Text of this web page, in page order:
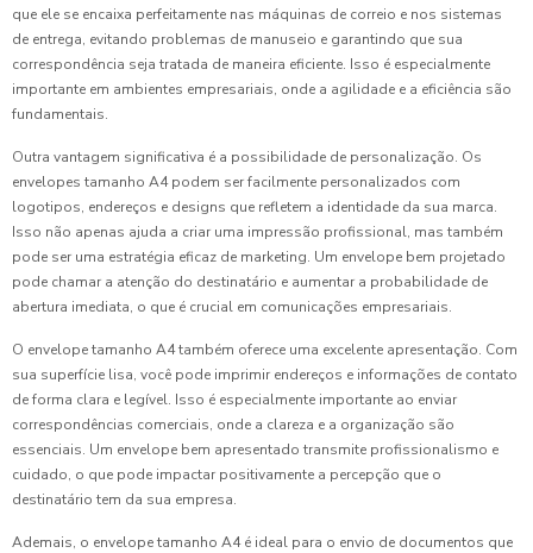
que ele se encaixa perfeitamente nas máquinas de correio e nos sistemas
de entrega, evitando problemas de manuseio e garantindo que sua
correspondência seja tratada de maneira eficiente. Isso é especialmente
importante em ambientes empresariais, onde a agilidade e a eficiência são
fundamentais.
Outra vantagem significativa é a possibilidade de personalização. Os
envelopes tamanho A4 podem ser facilmente personalizados com
logotipos, endereços e designs que refletem a identidade da sua marca.
Isso não apenas ajuda a criar uma impressão profissional, mas também
pode ser uma estratégia eficaz de marketing. Um envelope bem projetado
pode chamar a atenção do destinatário e aumentar a probabilidade de
abertura imediata, o que é crucial em comunicações empresariais.
O envelope tamanho A4 também oferece uma excelente apresentação. Com
sua superfície lisa, você pode imprimir endereços e informações de contato
de forma clara e legível. Isso é especialmente importante ao enviar
correspondências comerciais, onde a clareza e a organização são
essenciais. Um envelope bem apresentado transmite profissionalismo e
cuidado, o que pode impactar positivamente a percepção que o
destinatário tem da sua empresa.
Ademais, o envelope tamanho A4 é ideal para o envio de documentos que